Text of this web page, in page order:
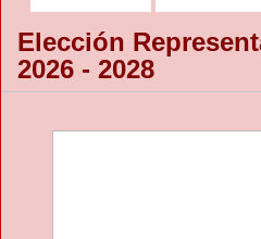
Elección
2026 - 2028